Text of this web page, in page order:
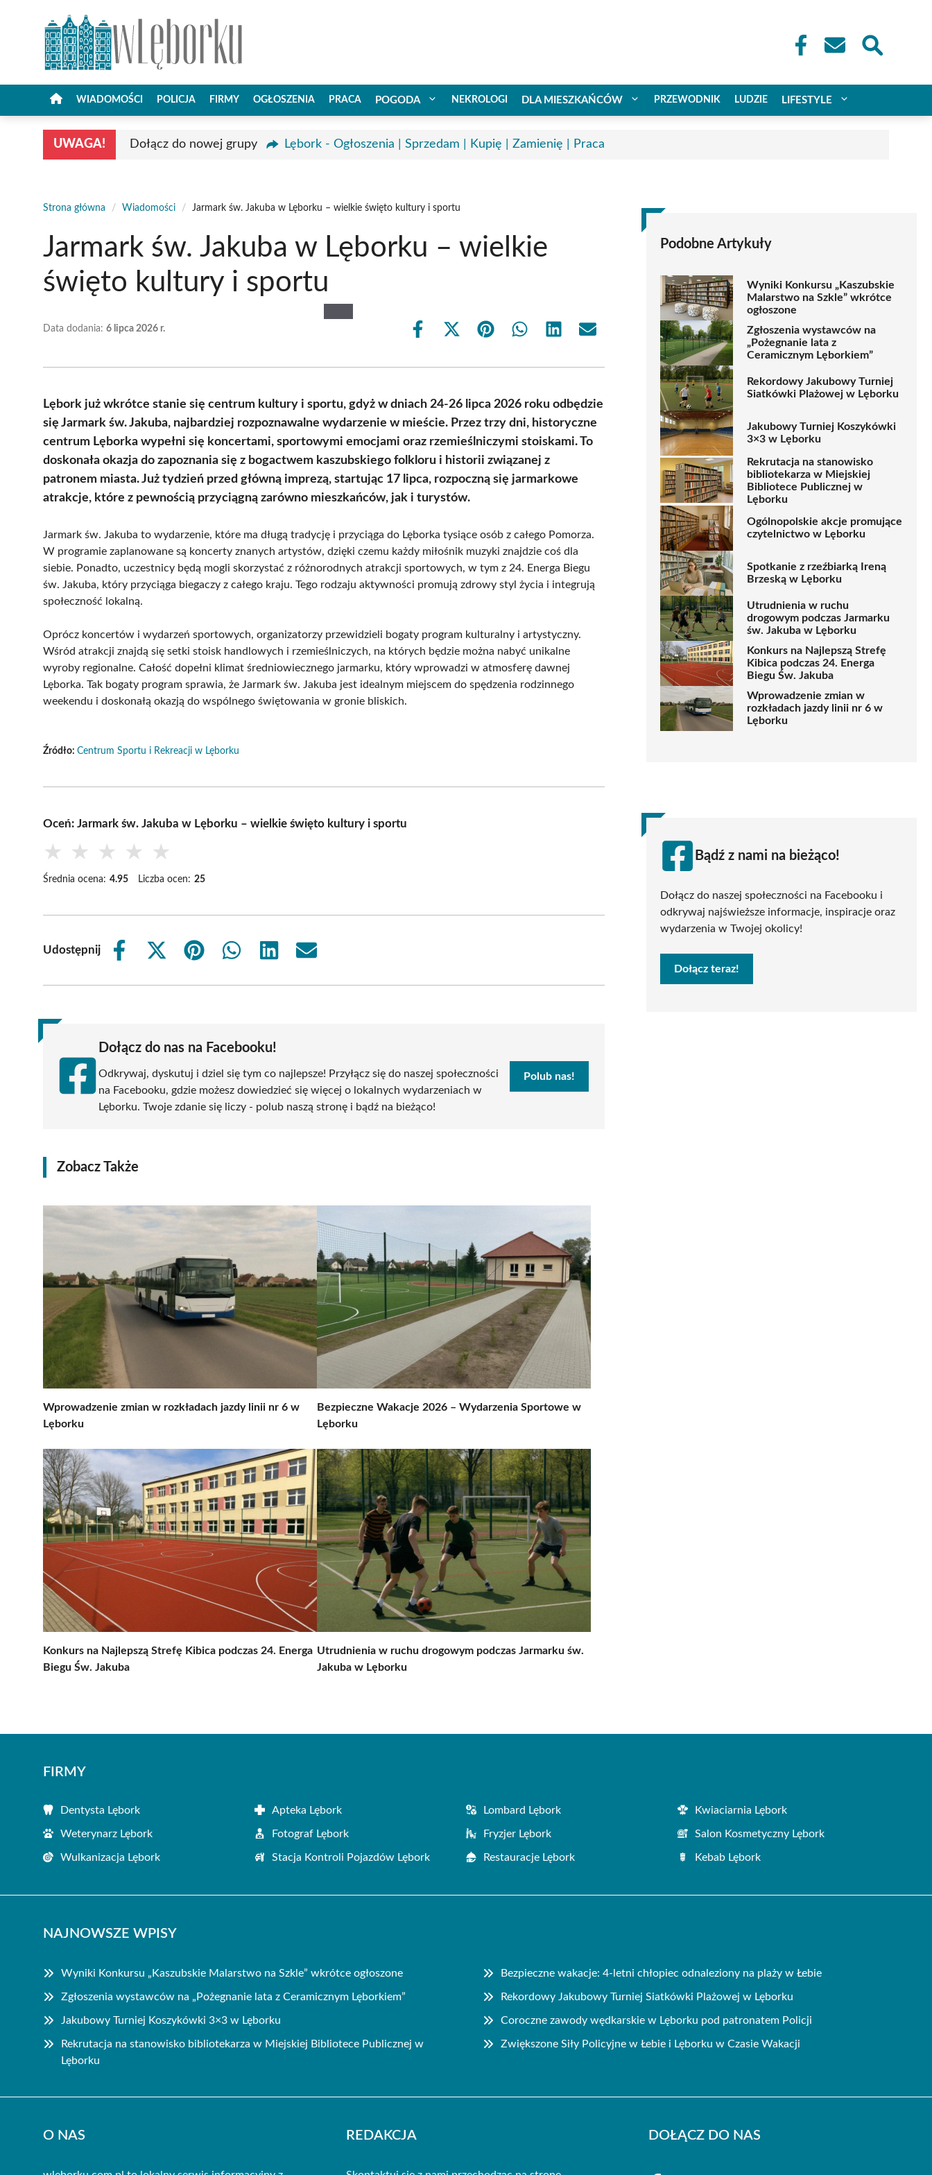
WIADOMOŚCI POLICJA FIRMY OGŁOSZENIA PRACA POGODA NEKROLOGI DLA MIESZKAŃCÓW PRZEWODNIK LUDZIE LIFESTYLE
UWAGA! Dołącz do nowej grupy Lębork - Ogłoszenia | Sprzedam | Kupię | Zamienię | Praca
Strona główna / Wiadomości / Jarmark św. Jakuba w Lęborku – wielkie święto kultury i sportu
Jarmark św. Jakuba w Lęborku – wielkie
święto kultury i sportu
Data dodania: 6 lipca 2026 r.
Share
Share
(Twitter)
Share Share Share Share
Lębork już wkrótce stanie się centrum kultury i sportu, gdyż w dniach 24-26 lipca 2026 roku odbędzie
się Jarmark św. Jakuba, najbardziej rozpoznawalne wydarzenie w mieście. Przez trzy dni, historyczne
centrum Lęborka wypełni się koncertami, sportowymi emocjami oraz rzemieślniczymi stoiskami. To
doskonała okazja do zapoznania się z bogactwem kaszubskiego folkloru i historii związanej z
patronem miasta. Już tydzień przed główną imprezą, startując 17 lipca, rozpoczną się jarmarkowe
atrakcje, które z pewnością przyciągną zarówno mieszkańców, jak i turystów.
Jarmark św. Jakuba to wydarzenie, które ma długą tradycję i przyciąga do Lęborka tysiące osób z całego Pomorza.
W programie zaplanowane są koncerty znanych artystów, dzięki czemu każdy miłośnik muzyki znajdzie coś dla
siebie. Ponadto, uczestnicy będą mogli skorzystać z różnorodnych atrakcji sportowych, w tym z 24. Energa Biegu
św. Jakuba, który przyciąga biegaczy z całego kraju. Tego rodzaju aktywności promują zdrowy styl życia i integrują
społeczność lokalną.
Oprócz koncertów i wydarzeń sportowych, organizatorzy przewidzieli bogaty program kulturalny i artystyczny.
Wśród atrakcji znajdą się setki stoisk handlowych i rzemieślniczych, na których będzie można nabyć unikalne
wyroby regionalne. Całość dopełni klimat średniowiecznego jarmarku, który wprowadzi w atmosferę dawnej
Lęborka. Tak bogaty program sprawia, że Jarmark św. Jakuba jest idealnym miejscem do spędzenia rodzinnego
weekendu i doskonałą okazją do wspólnego świętowania w gronie bliskich.
Źródło: Centrum Sportu i Rekreacji w Lęborku
Oceń: Jarmark św. Jakuba w Lęborku – wielkie święto kultury i sportu
★ ★ ★ ★ ★
Średnia ocena: 4.95 Liczba ocen: 25
Udostępnij
Share
Share
(Twitter)
Share
Share
Share
Share
Dołącz do nas na Facebooku!
Odkrywaj, dyskutuj i dziel się tym co najlepsze! Przyłącz się do naszej społeczności
na Facebooku, gdzie możesz dowiedzieć się więcej o lokalnych wydarzeniach w
Lęborku. Twoje zdanie się liczy - polub naszą stronę i bądź na bieżąco!
Polub nas!
Zobacz Także
Wprowadzenie zmian w rozkładach jazdy linii nr 6 w
Lęborku
Bezpieczne Wakacje 2026 – Wydarzenia Sportowe w
Lęborku
Konkurs na Najlepszą Strefę Kibica podczas 24. Energa
Biegu Św. Jakuba
Utrudnienia w ruchu drogowym podczas Jarmarku św.
Jakuba w Lęborku
Podobne Artykuły
Wyniki Konkursu „Kaszubskie
Malarstwo na Szkle” wkrótce
ogłoszone
Zgłoszenia wystawców na
„Pożegnanie lata z
Ceramicznym Lęborkiem”
Rekordowy Jakubowy Turniej
Siatkówki Plażowej w Lęborku
Jakubowy Turniej Koszykówki
3×3 w Lęborku
Rekrutacja na stanowisko
bibliotekarza w Miejskiej
Bibliotece Publicznej w
Lęborku
Ogólnopolskie akcje promujące
czytelnictwo w Lęborku
Spotkanie z rzeźbiarką Ireną
Brzeską w Lęborku
Utrudnienia w ruchu
drogowym podczas Jarmarku
św. Jakuba w Lęborku
Konkurs na Najlepszą Strefę
Kibica podczas 24. Energa
Biegu Św. Jakuba
Wprowadzenie zmian w
rozkładach jazdy linii nr 6 w
Lęborku
Bądź z nami na bieżąco!
Dołącz do naszej społeczności na Facebooku i
odkrywaj najświeższe informacje, inspiracje oraz
wydarzenia w Twojej okolicy!
Dołącz teraz!
FIRMY
Dentysta Lębork Apteka Lębork Lombard Lębork Kwiaciarnia Lębork
Weterynarz Lębork Fotograf Lębork Fryzjer Lębork Salon Kosmetyczny Lębork
Wulkanizacja Lębork Stacja Kontroli Pojazdów Lębork Restauracje Lębork Kebab Lębork
NAJNOWSZE WPISY
Wyniki Konkursu „Kaszubskie Malarstwo na Szkle” wkrótce ogłoszone Bezpieczne wakacje: 4-letni chłopiec odnaleziony na plaży w Łebie
Zgłoszenia wystawców na „Pożegnanie lata z Ceramicznym Lęborkiem” Rekordowy Jakubowy Turniej Siatkówki Plażowej w Lęborku
Jakubowy Turniej Koszykówki 3×3 w Lęborku Coroczne zawody wędkarskie w Lęborku pod patronatem Policji
Rekrutacja na stanowisko bibliotekarza w Miejskiej Bibliotece Publicznej w
Lęborku
Zwiększone Siły Policyjne w Łebie i Lęborku w Czasie Wakacji
O NAS REDAKCJA DOŁĄCZ DO NAS